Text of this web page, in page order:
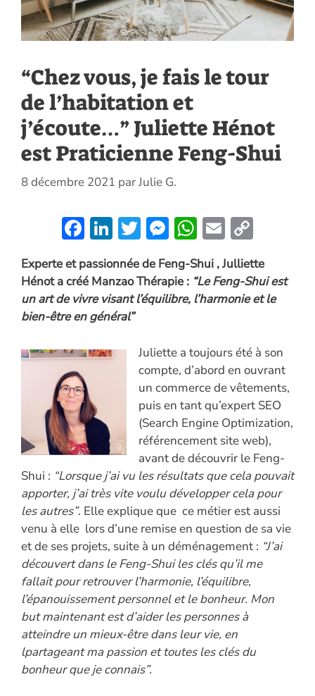
“Chez vous, je fais le tour
de l’habitation et
j’écoute…” Juliette Hénot
est Praticienne Feng-Shui
8 décembre 2021 parJulie G.
F
ac
e
b
o
k
Li
k
e
dI
T
w
itt
er
M
se
n
W
h
at
s
p
p
E
m
ai
l
p
y
n
k
Experte et passionnée de Feng-Shui , Julliette
Hénot a créé Manzao Thérapie : “Le Feng-Shui est
un art de vivre visant l’équilibre, l’harmonie et le
bien-être en général”
Juliette a toujours été à son
compte, d’abord en ouvrant
un commerce de vêtements,
puis en tant qu’expert SEO
(Search Engine Optimization,
référencement site web),
avant de découvrir le Feng-
Shui : “Lorsque j’ai vu les résultats que cela pouvait
apporter, j’ai très vite voulu développer cela pour
les autres”. Elle explique que ce métier est aussi
venu à elle lors d’une remise en question de sa vie
et de ses projets, suite à un déménagement : “J’ai
découvert dans le Feng-Shui les clés qu’il me
fallait pour retrouver l’harmonie, l’équilibre,
l’épanouissement personnel et le bonheur. Mon
but maintenant est d’aider les personnes à
atteindre un mieux-être dans leur vie, en
lpartageant ma passion et toutes les clés du
bonheur que je connais”.